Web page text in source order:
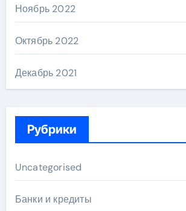
Ноябрь 2022
Октябрь 2022
Декабрь 2021
Рубрики
Uncategorised
Банки и кредиты